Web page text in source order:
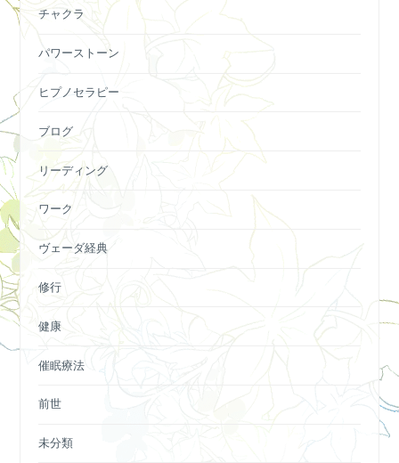
チャクラ
パワーストーン
ヒプノセラピー
ブログ
リーディング
ワーク
ヴェーダ経典
修行
健康
催眠療法
前世
未分類